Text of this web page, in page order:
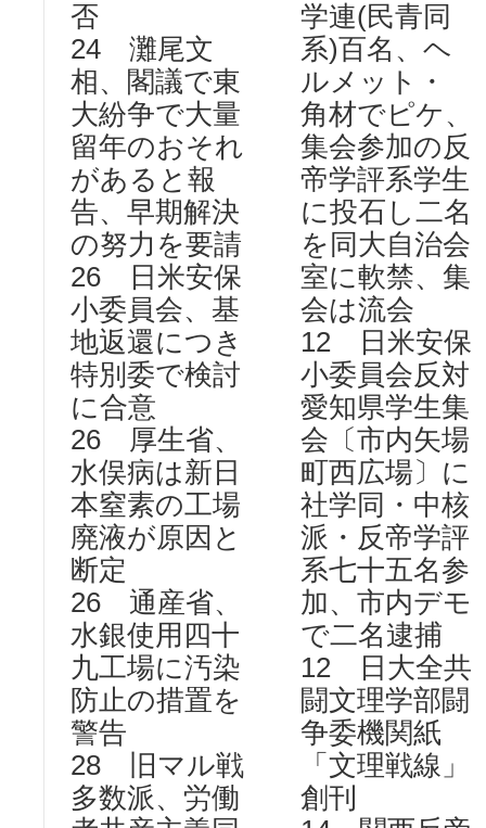
否
24 灘尾文
相、閣議で東
大紛争で大量
留年のおそれ
があると報
告、早期解決
の努力を要請
26 日米安保
小委員会、基
地返還につき
特別委で検討
に合意
26 厚生省、
水俣病は新日
本窒素の工場
廃液が原因と
断定
26 通産省、
水銀使用四十
九工場に汚染
防止の措置を
警告
28 旧マル戦
多数派、労働
学連(民青同
系)百名、ヘ
ルメット・
角材でピケ、
集会参加の反
帝学評系学生
に投石し二名
を同大自治会
室に軟禁、集
会は流会
12 日米安保
小委員会反対
愛知県学生集
会〔市内矢場
町西広場〕に
社学同・中核
派・反帝学評
系七十五名参
加、市内デモ
で二名逮捕
12 日大全共
闘文理学部闘
争委機関紙
「文理戦線」
創刊